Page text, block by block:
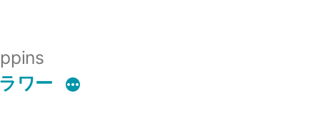
ワー